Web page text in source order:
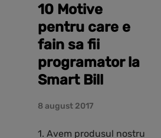
10 Motive
pentru care e
fain sa fii
programator la
Smart Bill
8 august 2017
1. Avem produsul nostru